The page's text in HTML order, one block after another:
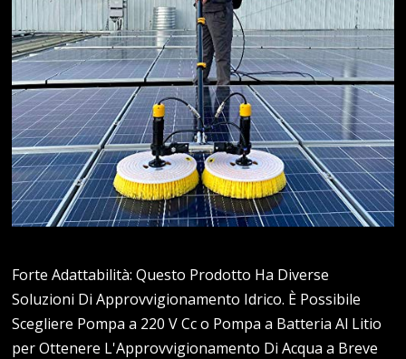
Forte Adattabilità: Questo Prodotto Ha Diverse
Soluzioni Di Approvvigionamento Idrico. È Possibile
Scegliere Pompa a 220 V Cc o Pompa a Batteria Al Litio
per Ottenere L'Approvvigionamento Di Acqua a Breve